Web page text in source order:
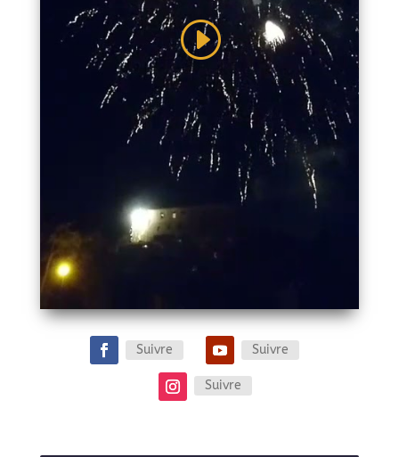
Suivre Suivre
Suivre